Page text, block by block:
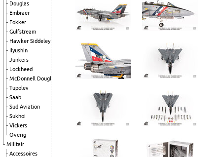
Douglas
Embraer
Fokker
Gulfstream
Hawker Siddeley
Ilyushin
Junkers
Lockheed
McDonnell Douglas
Tupolev
Saab
Sud Aviation
Sukhoi
Vickers
Overig
Militair
Accessoires